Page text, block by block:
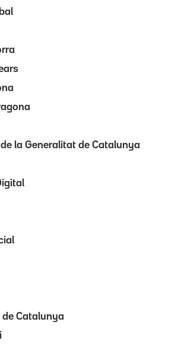
la Generalitat de Catalunya
de Catalunya